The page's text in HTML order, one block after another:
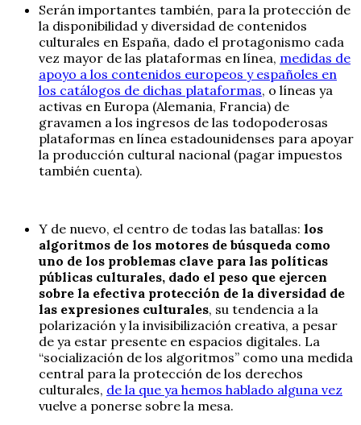
Serán importantes también, para la protección de
la disponibilidad y diversidad de contenidos
culturales en España, dado el protagonismo cada
vez mayor de las plataformas en línea, medidas de
apoyo a los contenidos europeos y españoles en
los catálogos de dichas plataformas, o líneas ya
activas en Europa (Alemania, Francia) de
gravamen a los ingresos de las todopoderosas
plataformas en línea estadounidenses para apoyar
la producción cultural nacional (pagar impuestos
también cuenta).
Y de nuevo, el centro de todas las batallas: los
algoritmos de los motores de búsqueda como
uno de los problemas clave para las políticas
públicas culturales, dado el peso que ejercen
sobre la efectiva protección de la diversidad de
las expresiones culturales, su tendencia a la
polarización y la invisibilización creativa, a pesar
de ya estar presente en espacios digitales. La
“socialización de los algoritmos” como una medida
central para la protección de los derechos
culturales, de la que ya hemos hablado alguna vez
vuelve a ponerse sobre la mesa.